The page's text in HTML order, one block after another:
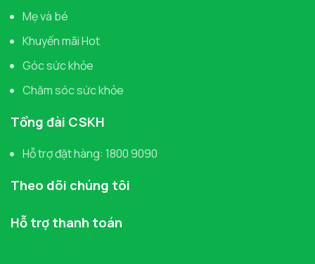
Mẹ và bé
Khuyến mãi Hot
Góc sức khỏe
Chăm sóc sức khỏe
Tổng đài CSKH
Hỗ trợ đặt hàng: 1800 9090
Theo dõi chúng tôi
Hỗ trợ thanh toán